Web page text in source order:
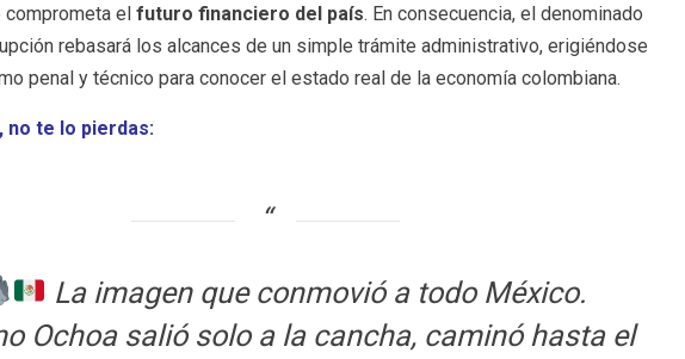
comprometa el futuro financiero del país. En consecuencia, el denominado
rebasará los alcances de un simple trámite administrativo, erigiéndose
penal y técnico para conocer el estado real de la economía colombiana.
no te lo pierdas:
La imagen que conmovió a todo México.
Ochoa salió solo a la cancha, caminó hasta el